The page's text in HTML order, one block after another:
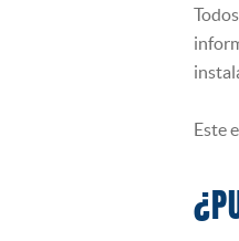
Este